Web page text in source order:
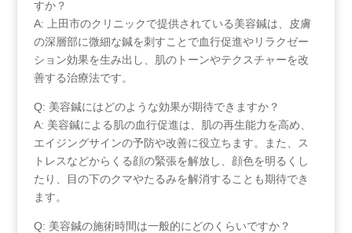
すか？
A: 上田市のクリニックで提供されている美容鍼は、皮膚
の深層部に微細な鍼を刺すことで血行促進やリラクゼー
ション効果を生み出し、肌のトーンやテクスチャーを改
善する治療法です。
Q: 美容鍼にはどのような効果が期待できますか？
A: 美容鍼による肌の血行促進は、肌の再生能力を高め、
エイジングサインの予防や改善に役立ちます。また、ス
トレスなどからくる顔の緊張を解放し、顔色を明るくし
たり、目の下のクマやたるみを解消することも期待でき
ます。
Q: 美容鍼の施術時間は一般的にどのくらいですか？